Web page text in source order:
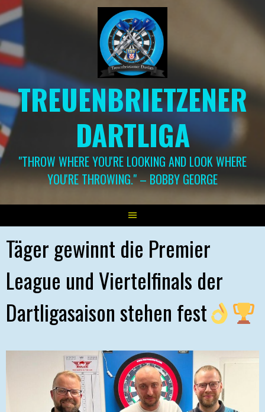
Springe
zum
TREUENBRIETZENER
DARTLIGA
"THROW WHERE YOU'RE LOOKING AND LOOK WHERE
YOU'RE THROWING." – BOBBY GEORGE
Täger gewinnt die Premier
League und Viertelfinals der
Dartligasaison stehen fest